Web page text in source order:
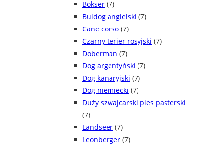
Bokser (7)
Buldog angielski (7)
Cane corso (7)
Czarny terier rosyjski (7)
Doberman (7)
Dog argentyński (7)
Dog kanaryjski (7)
Dog niemiecki (7)
Duży szwajcarski pies pasterski
(7)
Landseer (7)
Leonberger (7)